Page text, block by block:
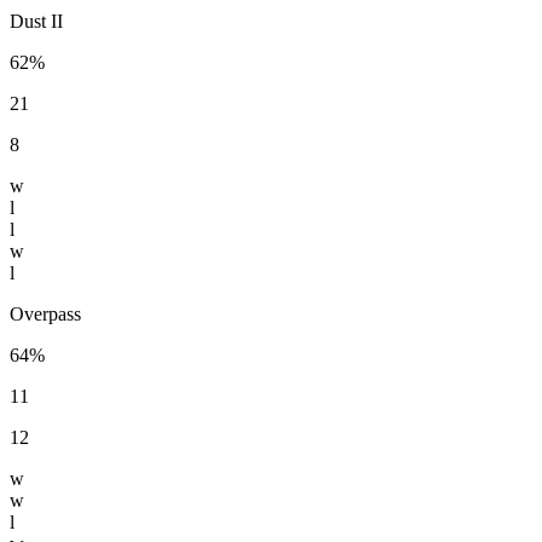
Dust II
62%
21
8
w
l
l
w
l
Overpass
64%
11
12
w
w
l